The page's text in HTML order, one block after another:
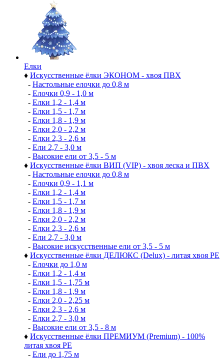
Елки
♦ Искусственные ёлки ЭКОНОМ - хвоя ПВХ
- Настольные елочки до 0,8 м
- Елочки 0,9 - 1,0 м
- Елки 1,2 - 1,4 м
- Елки 1,5 - 1,7 м
- Елки 1,8 - 1,9 м
- Елки 2,0 - 2,2 м
- Елки 2,3 - 2,6 м
- Ели 2,7 - 3,0 м
- Высокие ели от 3,5 - 5 м
♦ Искусственные ёлки ВИП (VIP) - хвоя леска и ПВХ
- Настольные елочки до 0,8 м
- Елочки 0,9 - 1,1 м
- Елки 1,2 - 1,4 м
- Елки 1,5 - 1,7 м
- Елки 1,8 - 1,9 м
- Елки 2,0 - 2,2 м
- Елки 2,3 - 2,6 м
- Ели 2,7 - 3,0 м
- Высокие искусственные ели от 3,5 - 5 м
♦ Искусственные ёлки ДЕЛЮКС (Delux) - литая хвоя РЕ
- Елочки до 1,0 м
- Елки 1,2 - 1,4 м
- Елки 1,5 - 1,75 м
- Елки 1,8 - 1,9 м
- Елки 2,0 - 2,25 м
- Елки 2,3 - 2,6 м
- Елки 2,7 - 3,0 м
- Высокие ели от 3,5 - 8 м
♦ Искусственные ёлки ПРЕМИУМ (Premium) - 100%
литая хвоя РЕ
- Ели до 1,75 м